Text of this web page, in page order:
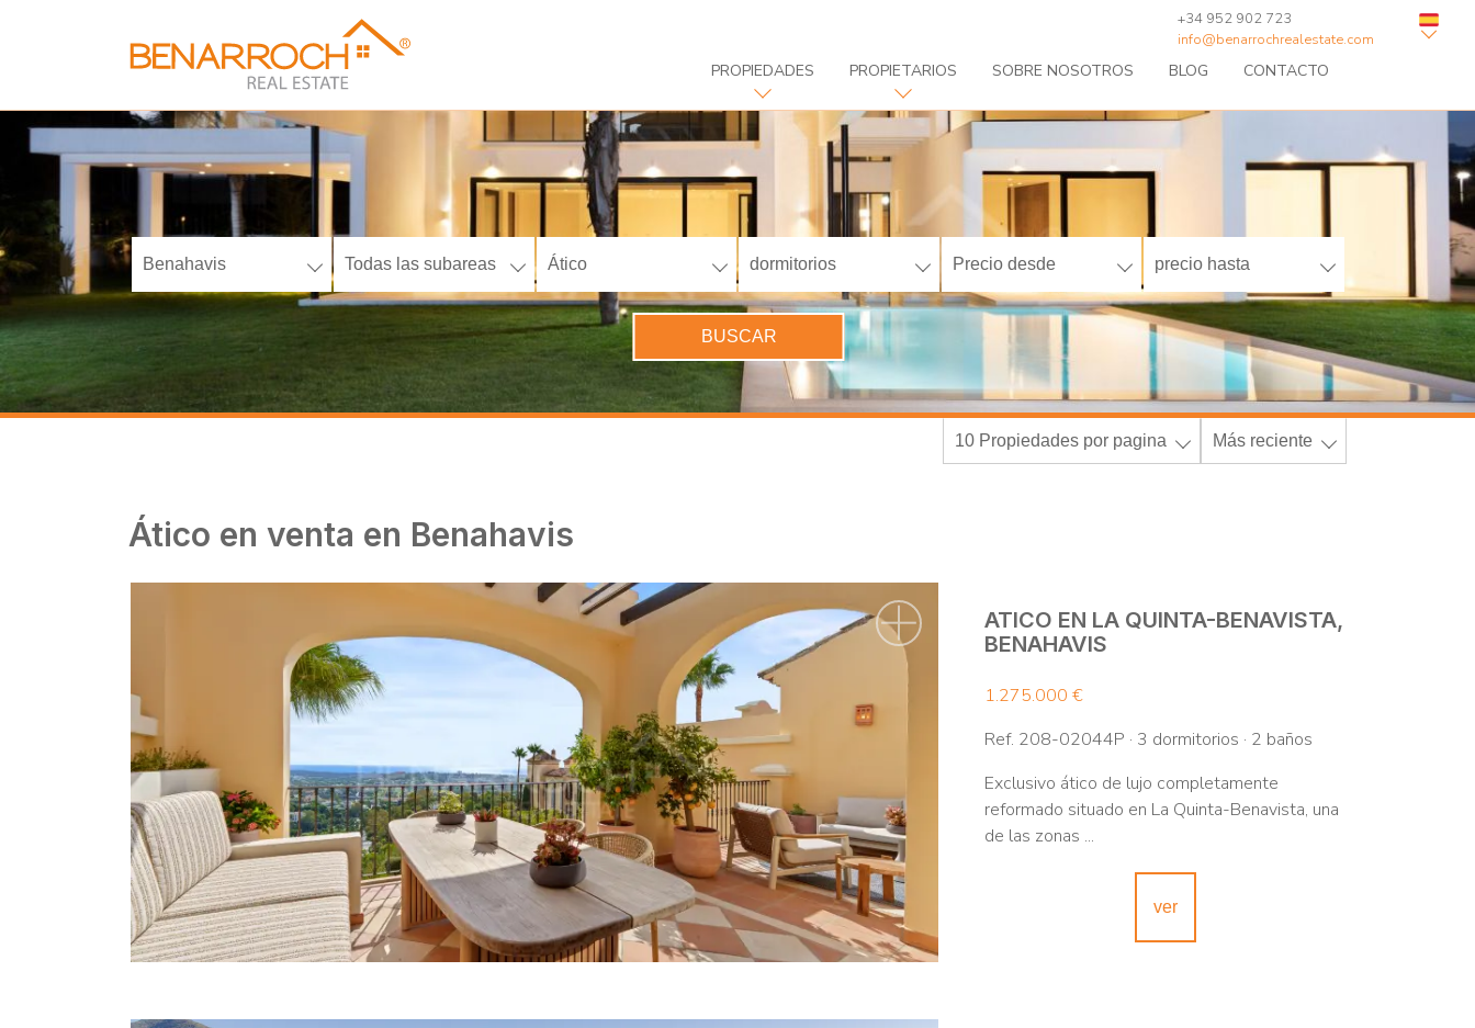
PROPIEDADES PROPIETARIOS SOBRE NOSOTROS BLOG CONTACTO
+34 952 902 723
info@benarrochrealestate.com
Benahavis Todas las subareas Ático dormitorios Precio desde precio hasta
BUSCAR
10 Propiedades por pagina Más reciente
Ático en venta en Benahavis
ATICO EN LA QUINTA-BENAVISTA,
BENAHAVIS
1.275.000 €
Ref. 208-02044P · 3 dormitorios · 2 baños
Exclusivo ático de lujo completamente
reformado situado en La Quinta-Benavista, una
de las zonas ...
ver